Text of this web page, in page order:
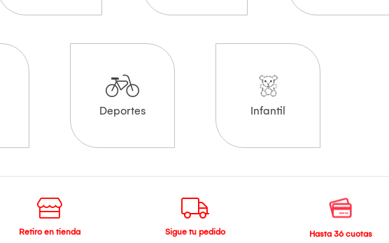
Deportes Infantil
Retiro en tienda
Sigue tu pedido
Hasta 36 cuotas